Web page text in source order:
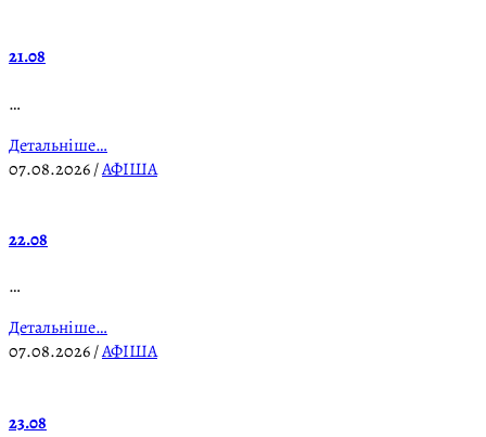
21.08
…
Детальніше…
07.08.2026/АФІША
22.08
…
Детальніше…
07.08.2026/АФІША
23.08